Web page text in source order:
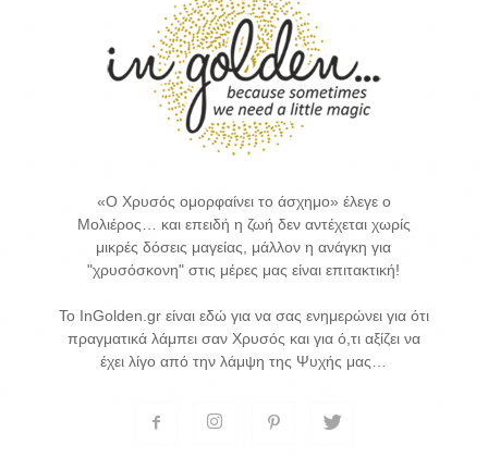
«Ο Χρυσός ομορφαίνει το άσχημο» έλεγε ο
Μολιέρος… και επειδή η ζωή δεν αντέχεται χωρίς
μικρές δόσεις μαγείας, μάλλον η ανάγκη για
"χρυσόσκονη" στις μέρες μας είναι επιτακτική!
Το InGolden.gr είναι εδώ για να σας ενημερώνει για ότι
πραγματικά λάμπει σαν Χρυσός και για ό,τι αξίζει να
έχει λίγο από την λάμψη της Ψυχής μας…